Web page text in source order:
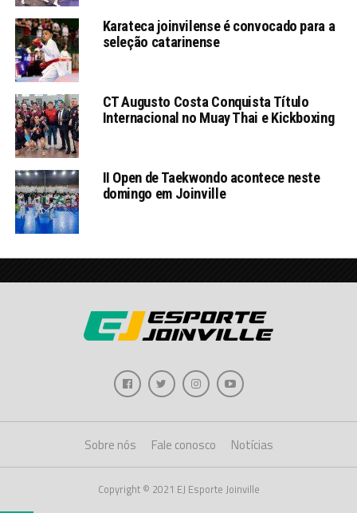
Karateca joinvilense é convocado para a
seleção catarinense
CT Augusto Costa Conquista Título
Internacional no Muay Thai e Kickboxing
II Open de Taekwondo acontece neste
domingo em Joinville
Sobre nós Fale conosco Notícias
Copyright © 2021 EJ Esporte Joinville